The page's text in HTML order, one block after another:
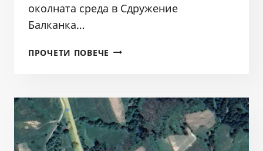
околната среда в Сдружение
Балканка…
ПРОЧЕТИ ПОВЕЧЕ СИГНАЛ
ПРОУЧВАНИЯ
В
РАЙОНА
НА